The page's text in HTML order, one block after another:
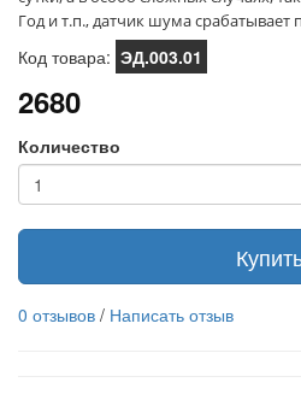
Год и т.п., датчик шума срабатывает
Код товара: ЭД.003.01
2680
Количество
0 отзывов / Написать отзыв